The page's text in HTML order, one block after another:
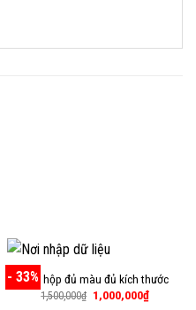
- 33%Ghế hộp đủ màu đủ kích thước
1,500,000₫ Giá
gốc
1,000,000₫Giá
hiện